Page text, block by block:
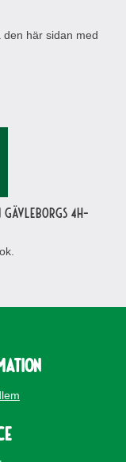
här sidan med
4H-